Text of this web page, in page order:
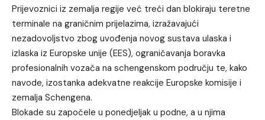
Prijevoznici iz zemalja regije već treći dan blokiraju teretne
terminale na graničnim prijelazima, izražavajući
nezadovoljstvo zbog uvođenja novog sustava ulaska i
izlaska iz Europske unije (EES), ograničavanja boravka
profesionalnih vozača na schengenskom području te, kako
navode, izostanka adekvatne reakcije Europske komisije i
zemalja Schengena.
Blokade su započele u ponedjeljak u podne, a u njima